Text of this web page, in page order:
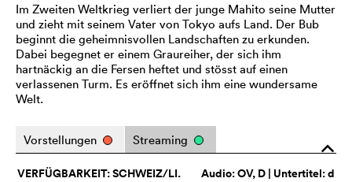
Im Zweiten Weltkrieg verliert der junge Mahito seine Mutter
und zieht mit seinem Vater von Tokyo aufs Land. Der Bub
beginnt die geheimnisvollen Landschaften zu erkunden.
Dabei begegnet er einem Graureiher, der sich ihm
hartnäckig an die Fersen heftet und stösst auf einen
verlassenen Turm. Es eröffnet sich ihm eine wundersame
Welt.
o
Vorstellungen Streaming
Audio:OV, D | Untertitel: d
VERFÜGBARKEIT: SCHWEIZ/LI.